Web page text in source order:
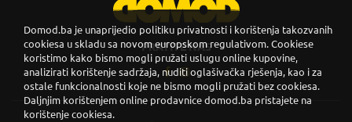
PRATITE NAS
Domod.ba je unaprijedio politiku privatnosti i korištenja takozvanih
cookiesa u skladu sa novom europskom regulativom. Cookiese
koristimo kako bismo mogli pružati uslugu online kupovine,
analizirati korištenje sadržaja, nuditi oglašivačka rješenja, kao i za
ostale funkcionalnosti koje ne bismo mogli pružati bez cookiesa.
Daljnjim korištenjem online prodavnice domod.ba pristajete na
korištenje cookiesa.